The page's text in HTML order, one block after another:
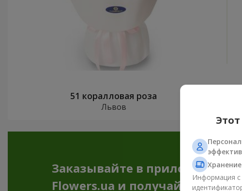
51 коралловая роза
Львов
Заказывайте в приложении
Flowers.ua и получайте
Информация с